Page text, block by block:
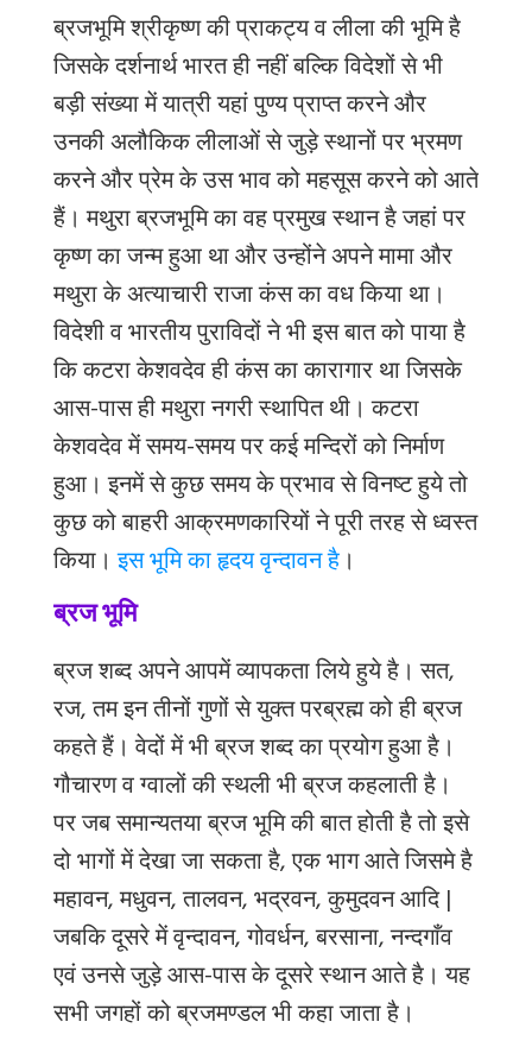
ब्रजभूमिश्रीकृष्णकीप्राकट्यवलीलाकीभूमिहै
जिसकेदर्शनार्थभारतहीनहींबल्किविदेशोंसेभी
बड़ीसंख्यामेंयात्रीयहांपुण्यप्राप्तकरनेऔर
उनकीअलौकिकलीलाओंसेजुड़ेस्थानोंपरभ्रमण
करनेऔरप्रेमकेउसभावकोमहसूसकरनेकोआते
हैं। मथुराब्रजभूमिकावहप्रमुखस्थानहैजहांपर
कृष्णकाजन्महुआथाऔरउन्होंनेअपनेमामाऔर
मथुराकेअत्याचारीराजाकंसकावधकियाथा।
विदेशीवभारतीयपुराविदोंनेभीइसबातकोपायाहै
किकटराकेशवदेवहीकंसकाकारागारथाजिसके
आस-पासहीमथुरानगरीस्थापितथी। कटरा
केशवदेवमेंसमय-समयपरकईमन्दिरोंकोनिर्माण
हुआ। इनमेंसेकुछसमयकेप्रभावसेविनष्टहुयेतो
कुछकोबाहरीआक्रमणकारियोंनेपूरीतरहसेध्वस्त
किया। इस भूमि का हृदय वृन्दावन है।
ब्रज भूमि
ब्रजशब्दअपनेआपमेंव्यापकतालियेहुयेहै। सत,
रज,तमइनतीनोंगुणोंसेयुक्तपरब्रह्मकोहीब्रज
कहतेहैं। वेदोंमेंभीब्रजशब्दकाप्रयोगहुआहै।
गौचारणवग्वालोंकीस्थलीभीब्रजकहलातीहै।
परजबसमान्यतयाब्रजभूमिकीबातहोतीहैतोइसे
दोभागोंमेंदेखाजासकताहै,एकभागआतेजिसमेहै
महावन,मधुवन,तालवन,भद्रवन,कुमुदवनआदि|
जबकिदूसरेमेंवृन्दावन,गोवर्धन,बरसाना,नन्दगाँव
एवंउनसेजुड़ेआस-पासकेदूसरेस्थानआतेहै। यह
सभीजगहोंकोब्रजमण्डलभीकहाजाताहै।